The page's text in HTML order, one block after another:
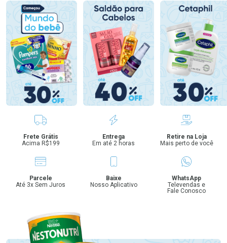
Benefícios
Frete Grátis
Acima R$199
Entrega
Em até 2 horas
Retire na Loja
Mais perto de você
Parcele
Até 3x Sem Juros
Baixe
Nosso Aplicativo
WhatsApp
Televendas e
Fale Conosco